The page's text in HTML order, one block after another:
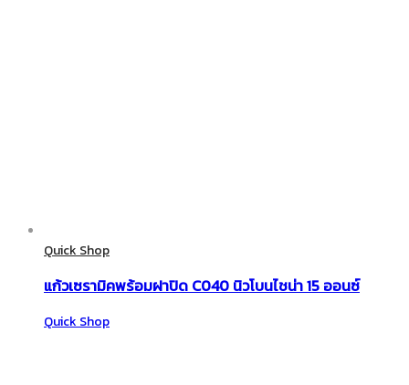
Quick Shop
แก้วเซรามิคพร้อมฝาปิด C040 นิวโบนไชน่า 15 ออนซ์
Quick Shop